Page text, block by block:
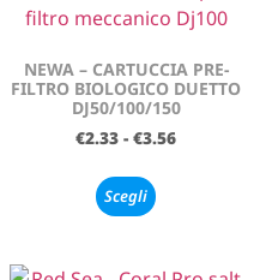
NEWA – CARTUCCIA PRE-
FILTRO BIOLOGICO DUETTO
DJ50/100/150
€2.33 - €3.56
Scegli